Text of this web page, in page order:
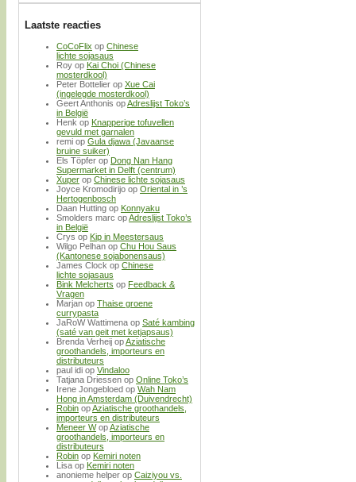
Laatste reacties
CoCoFlix op Chinese
lichte sojasaus
Roy op Kai Choi (Chinese
mosterdkool)
Peter Bottelier op Xue Cai
(ingelegde mosterdkool)
Geert Anthonis opAdreslijst Toko’s
in België
Henk op Knapperige tofuvellen
gevuld met garnalen
remi op Gula djawa (Javaanse
bruine suiker)
Els Töpfer op Dong Nan Hang
Supermarket in Delft (centrum)
Xuper op Chinese lichte sojasaus
Joyce Kromodirijo op Oriental in ’s
Hertogenbosch
Daan Hutting op Konnyaku
Smolders marc opAdreslijst Toko’s
in België
Crys op Kip in Meestersaus
Wilgo Pelhan op Chu Hou Saus
(Kantonese sojabonensaus)
James Clock op Chinese
lichte sojasaus
Bink Melcherts op Feedback &
Vragen
Marjan op Thaise groene
currypasta
JaRoW Wattimena op Saté kambing
(saté van geit met ketjapsaus)
Brenda Verheij opAziatische
groothandels, importeurs en
distributeurs
paul idi op Vindaloo
Tatjana Driessen op Online Toko’s
Irene Jongebloed op Wah Nam
Hong in Amsterdam (Duivendrecht)
Robin opAziatische groothandels,
importeurs en distributeurs
Meneer WopAziatische
groothandels, importeurs en
distributeurs
Robin op Kemiri noten
Lisa op Kemiri noten
anonieme helper op Caiziyou vs.